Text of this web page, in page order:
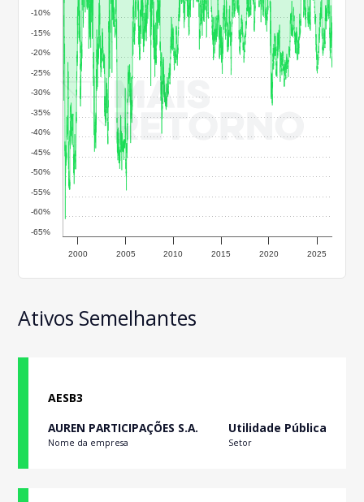
2000 2005 2010 2015 2020 2025
-65%
-60%
-55%
-50%
-45%
-40%
-35%
-30%
-25%
-20%
-15%
-10%
Ativos Semelhantes
AESB3
AUREN PARTICIPAÇÕES S.A.
Nome da empresa
Utilidade Pública
Setor